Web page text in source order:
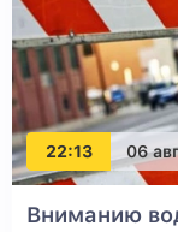
22:13 06
Вниманию